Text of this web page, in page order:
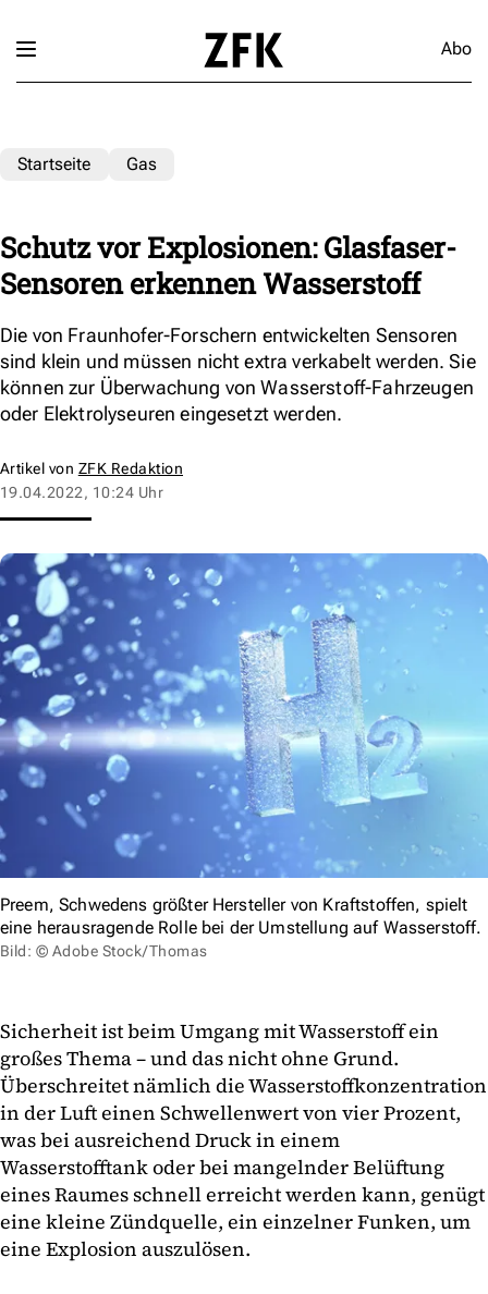
Abo
Startseite Gas
Schutz vor Explosionen: Glasfaser-
Sensoren erkennen Wasserstoff
Die von Fraunhofer-Forschern entwickelten Sensoren
sind klein und müssen nicht extra verkabelt werden. Sie
können zur Überwachung von Wasserstoff-Fahrzeugen
oder Elektrolyseuren eingesetzt werden.
Artikel von ZFK Redaktion
19.04.2022, 10:24 Uhr
Preem, Schwedens größter Hersteller von Kraftstoffen, spielt
eine herausragende Rolle bei der Umstellung auf Wasserstoff.
Bild: © Adobe Stock/Thomas
Sicherheit ist beim Umgang mit Wasserstoff ein
großes Thema – und das nicht ohne Grund.
Überschreitet nämlich die Wasserstoffkonzentration
in der Luft einen Schwellenwert von vier Prozent,
was bei ausreichend Druck in einem
Wasserstofftank oder bei mangelnder Belüftung
eines Raumes schnell erreicht werden kann, genügt
eine kleine Zündquelle, ein einzelner Funken, um
eine Explosion auszulösen.